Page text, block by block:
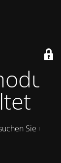
Sie uns